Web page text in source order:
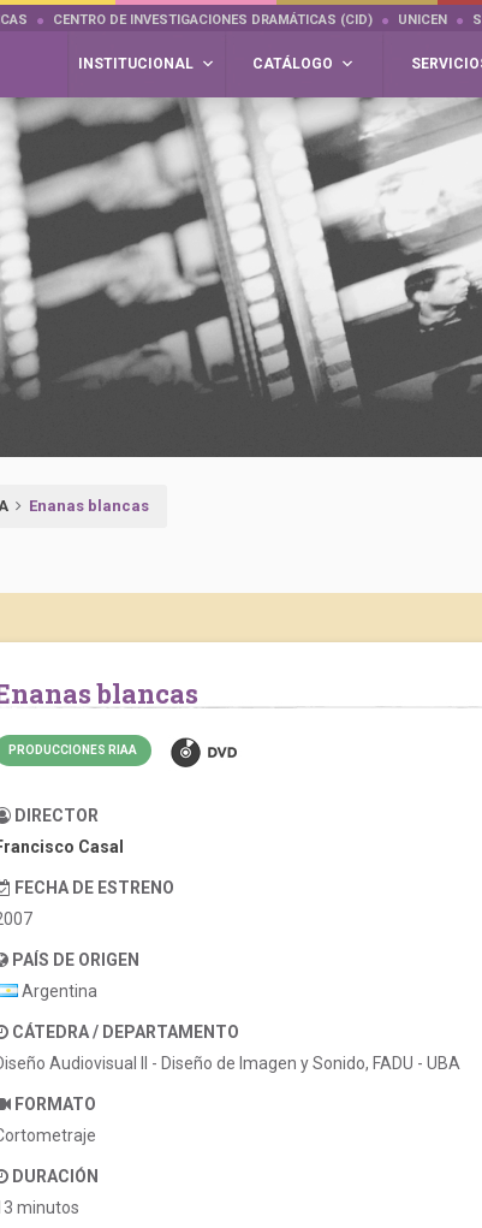
CENTRO DE INVESTIGACIONES DRAMÁTICAS (CID) UNICEN
INSTITUCIONAL CATÁLOGO
Enanas blancas
Enanas blancas
PRODUCCIONES RIAA
DIRECTOR
Casal
FECHA DE ESTRENO
PAÍS DE ORIGEN
Argentina
CÁTEDRA / DEPARTAMENTO
Audiovisual II - Diseño de Imagen y Sonido, FADU - UBA
FORMATO
DURACIÓN
minutos